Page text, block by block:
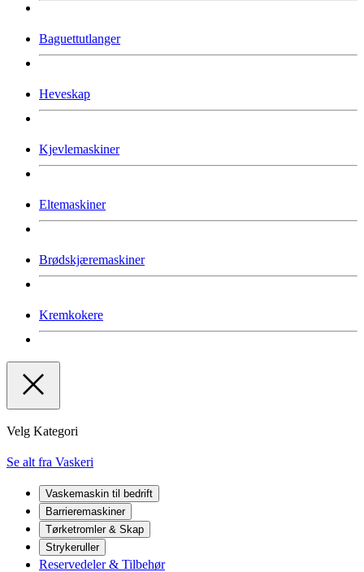
Baguettutlanger
Heveskap
Kjevlemaskiner
Eltemaskiner
Brødskjæremaskiner
Kremkokere
Velg Kategori
Se alt fra Vaskeri
Vaskemaskin til bedrift
Barrieremaskiner
Tørketromler & Skap
Strykeruller
Reservedeler & Tilbehør